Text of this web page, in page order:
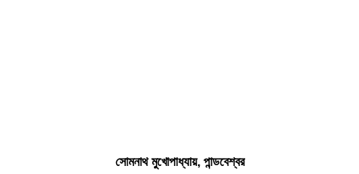
সোমনাথ মুখোপাধ্যায়, পান্ডবেশ্বর